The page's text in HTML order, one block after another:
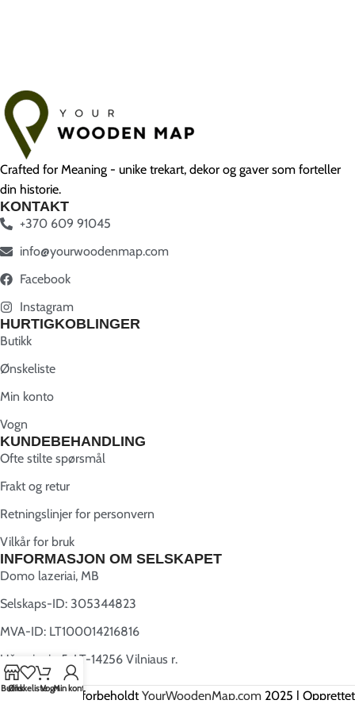
Crafted for Meaning - unike trekart, dekor og gaver som forteller
din historie.
KONTAKT
+370 609 91045
info@yourwoodenmap.com
Facebook
Instagram
HURTIGKOBLINGER
Butikk
Ønskeliste
Min konto
Vogn
KUNDEBEHANDLING
Ofte stilte spørsmål
Frakt og retur
Retningslinjer for personvern
Vilkår for bruk
INFORMASJON OM SELSKAPET
Domo lazeriai, MB
Selskaps-ID: 305344823
MVA-ID: LT100014216816
Užugriovio 5, LT-14256 Vilniaus r.
Alle rettigheter forbeholdtYourWoodenMap.com 2025 | Opprettet
Butikk
ØnskelisteVognMin konto